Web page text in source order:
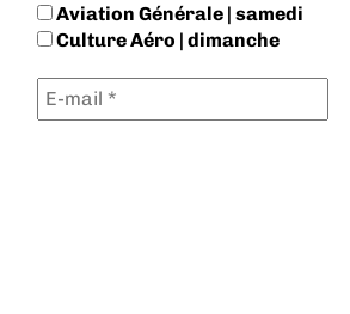
Aviation Générale | samedi
Culture Aéro | dimanche